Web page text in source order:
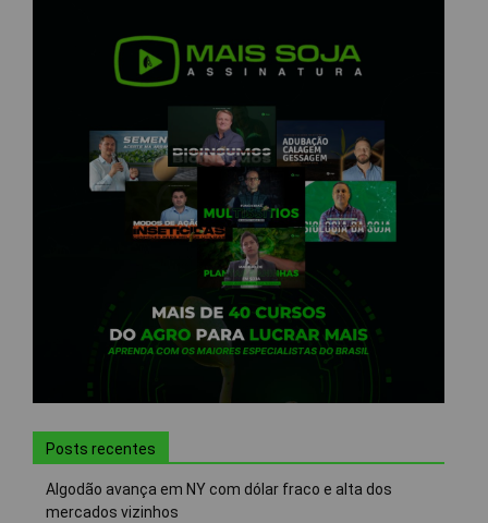
Posts recentes
Algodão avança em NY com dólar fraco e alta dos
mercados vizinhos